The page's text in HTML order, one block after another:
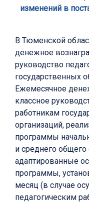
изменений в
В Тюменской
денежное
руководство
государственных
Ежемесячное
классное
работникам
организаций,
программы
и среднего общего
адаптированные
программы,
месяц (в случае
педагогическим